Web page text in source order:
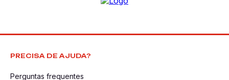
PRECISA DE AJUDA?
Perguntas frequentes